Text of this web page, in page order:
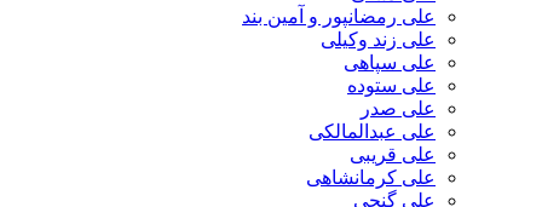
علی رمضانپور و آمین بند
علی زند وکیلی
علی سپاهی
علی ستوده
علی صدر
علی عبدالمالکی
علی قریبی
علی کرمانشاهی
علی گنجی